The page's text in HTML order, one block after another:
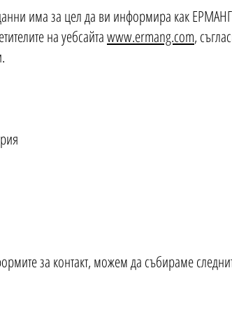
има за цел да ви информира как
на уебсайтаwww.ermang.com,
за контакт, можем да събираме